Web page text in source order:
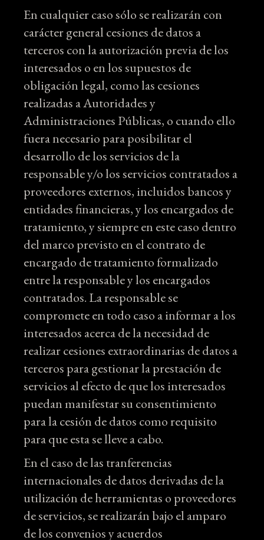
En cualquier caso sólo se realizarán con
carácter general cesiones de datos a
terceros con la autorización previa de los
interesados o en los supuestos de
obligación legal, como las cesiones
realizadas a Autoridades y
Administraciones Públicas, o cuando ello
fuera necesario para posibilitar el
desarrollo de los servicios de la
responsable y/o los servicios contratados a
proveedores externos, incluidos bancos y
entidades financieras, y los encargados de
tratamiento, y siempre en este caso dentro
del marco previsto en el contrato de
encargado de tratamiento formalizado
entre la responsable y los encargados
contratados. La responsable se
compromete en todo caso a informar a los
interesados acerca de la necesidad de
realizar cesiones extraordinarias de datos a
terceros para gestionar la prestación de
servicios al efecto de que los interesados
puedan manifestar su consentimiento
para la cesión de datos como requisito
para que esta se lleve a cabo.
En el caso de las tranferencias
internacionales de datos derivadas de la
utilización de herramientas o proveedores
de servicios, se realizarán bajo el amparo
de los convenios y acuerdos